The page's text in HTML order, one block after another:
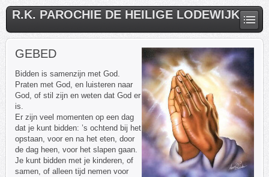
R.K. PAROCHIE DE HEILIGE LODEWIJK
GEBED
Bidden is samenzijn met God.
Praten met God, en luisteren naar
God, of stil zijn en weten dat God er
is.
Er zijn veel momenten op een dag
dat je kunt bidden: ’s ochtend bij het
opstaan, voor en na het eten, door
de dag heen, voor het slapen gaan.
Je kunt bidden met je kinderen, of
samen, of alleen tijd nemen voor